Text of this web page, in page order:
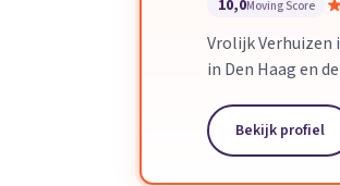
10,0Moving Score
Vrolijk
in Den Haag en
verloopt.
Bekijk profiel